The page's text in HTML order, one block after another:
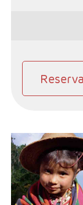
- Salidas: Martes
- Ruta: 2
Panajachel, 3
Copán, 1
- Categoría
- Régimen: 9